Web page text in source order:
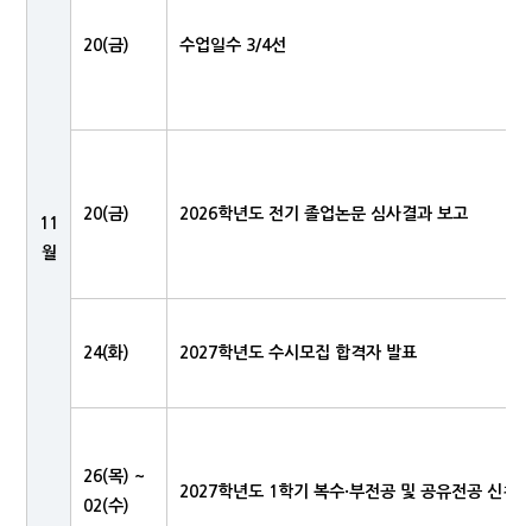
11
월
20(금) 수업일수 3/4선
20(금) 2026학년도 전기 졸업논문 심사결과 보고
24(화) 2027학년도 수시모집 합격자 발표
26(목) ~
02(수)
2027학년도 1학기 복수·부전공 및 공유전공 신청